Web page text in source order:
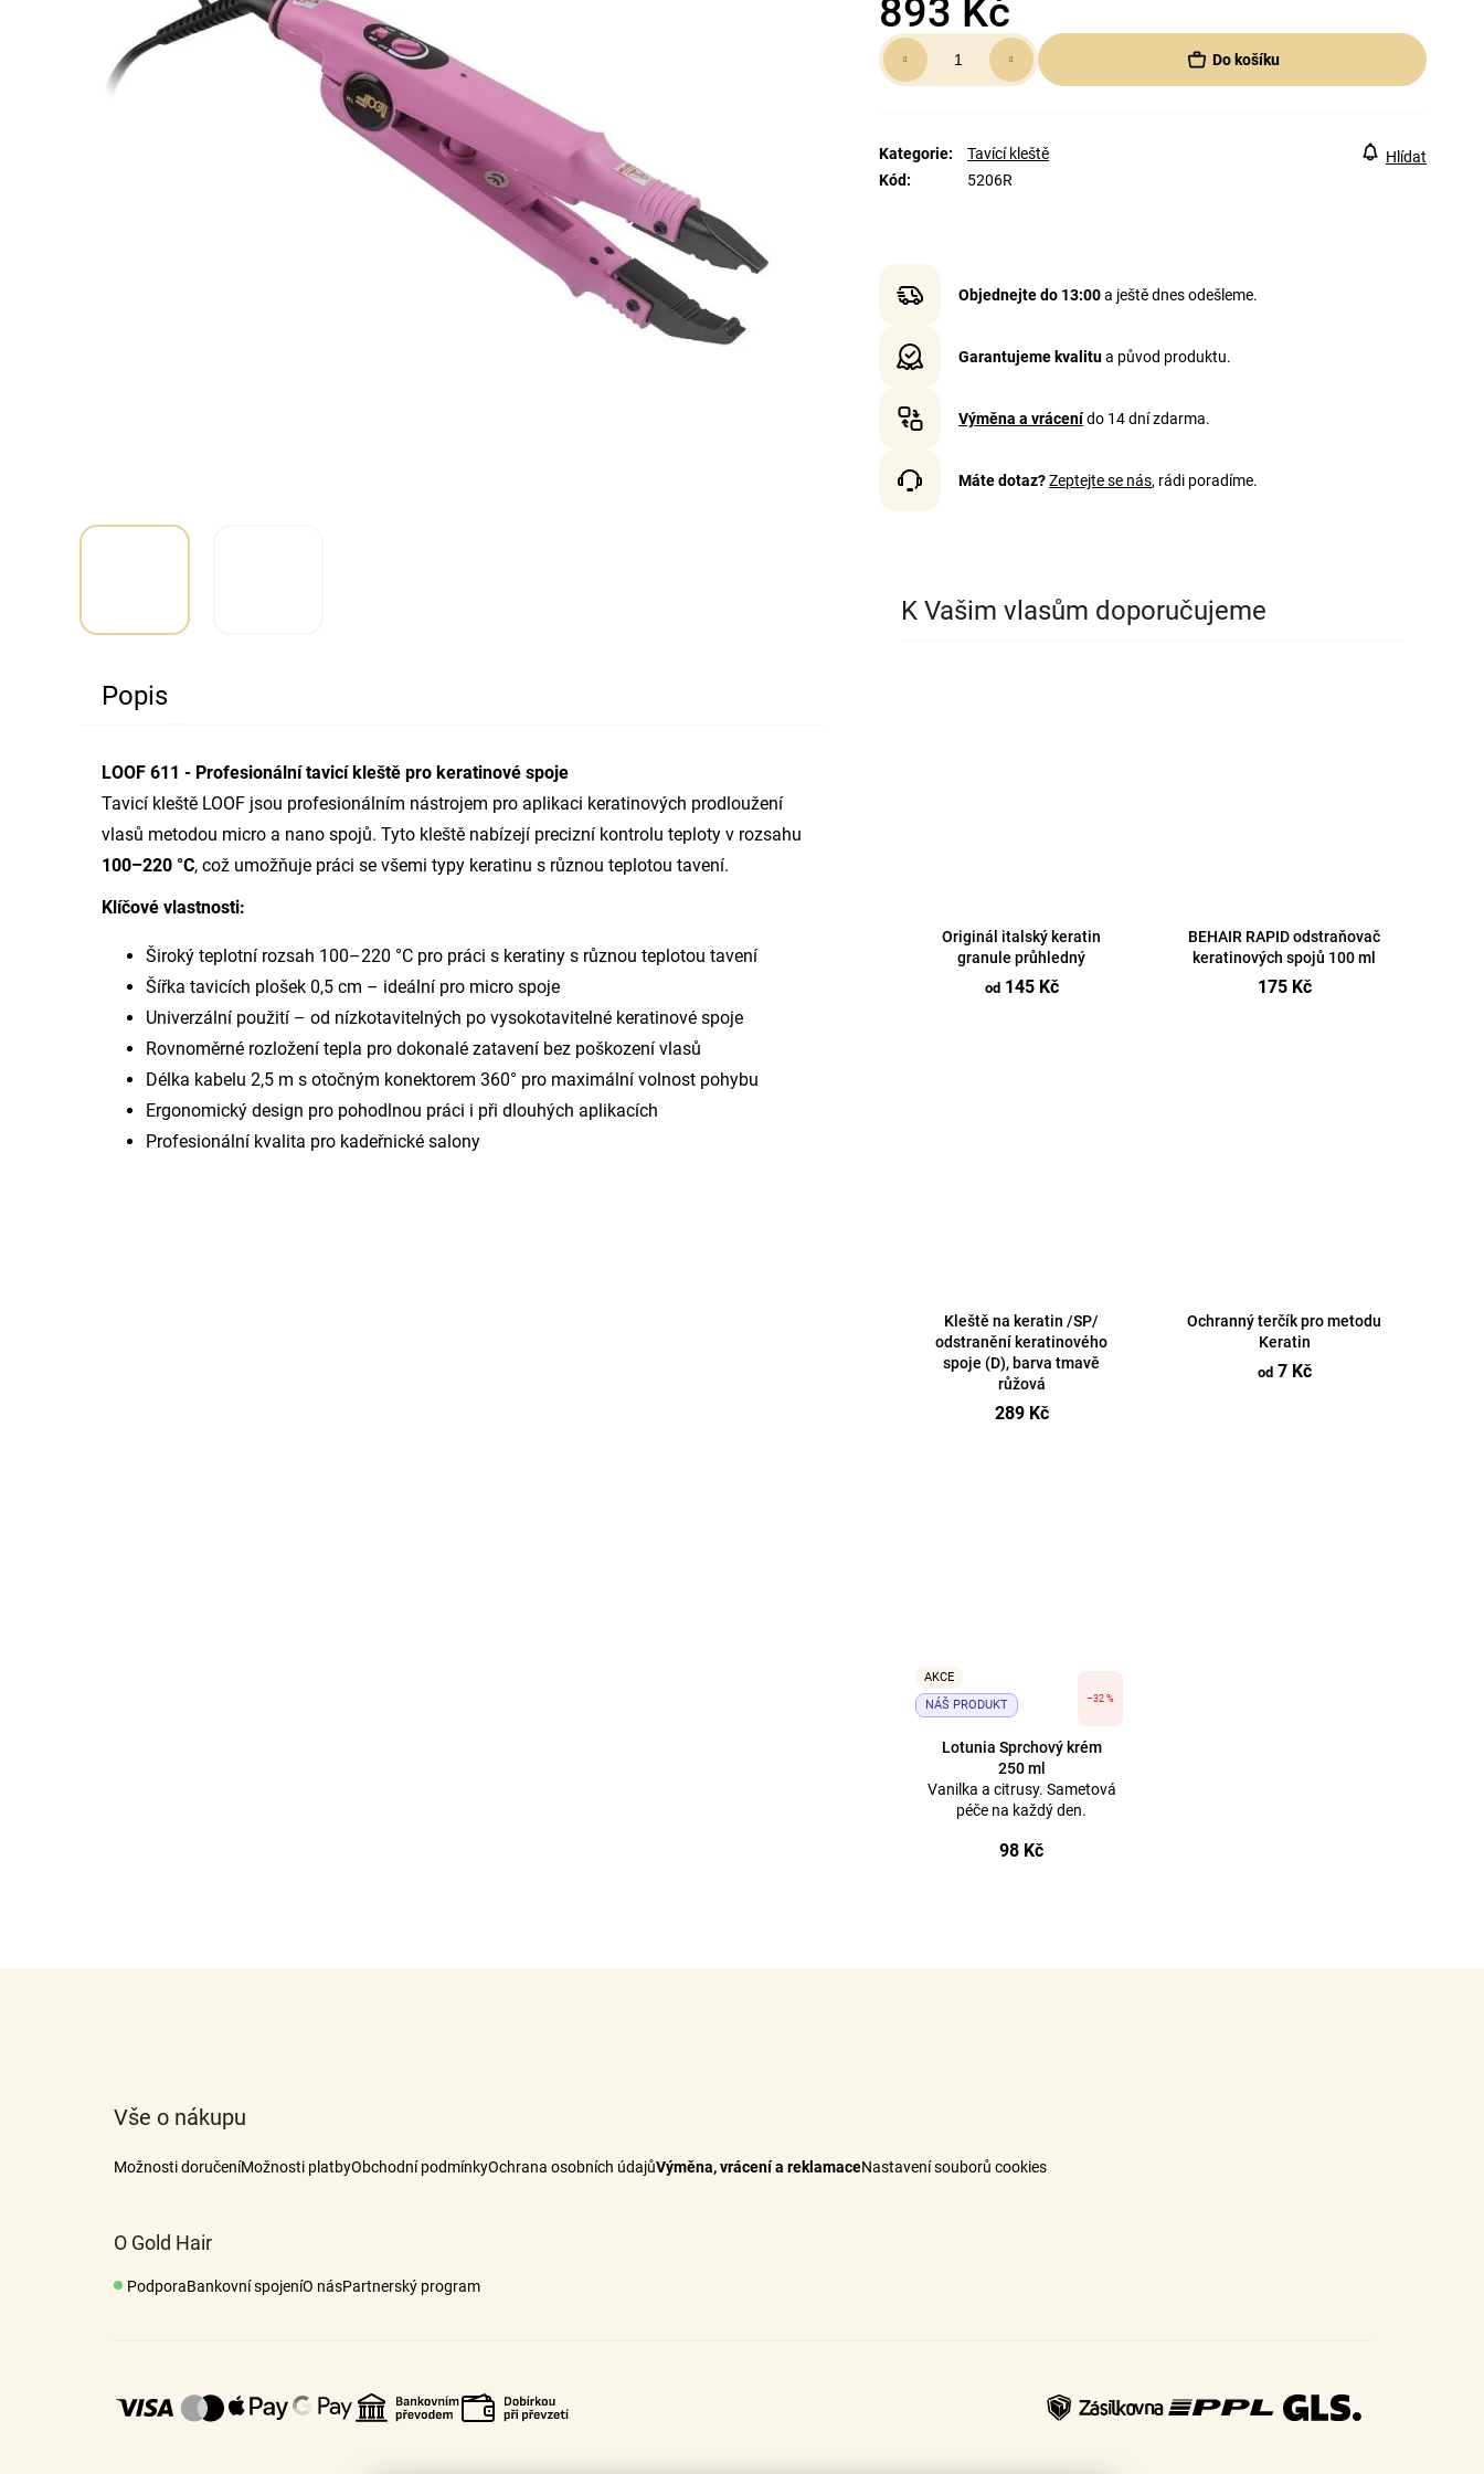
893 Kč
Měrná
cena:
Do košíku
Kategorie:
Tavící kleště
Kód: 5206R
Hlídat
Objednejte do 13:00a ještě dnes odešleme.
Garantujeme kvalitua původ produktu.
Výměna a vrácenído 14 dní zdarma.
Máte dotaz?Zeptejte se nás, rádi poradíme.
K Vašim vlasům doporučujeme
Originál italský keratin
granule průhledný
od145 Kč
BEHAIR RAPID odstraňovač
keratinových spojů 100 ml
175 Kč
Kleště na keratin /SP/
odstranění keratinového
spoje (D), barva tmavě
růžová
289 Kč
Ochranný terčík pro metodu
Keratin
od7 Kč
AKCE
NÁŠ PRODUKT
–32 %
Lotunia Sprchový krém
250 ml
Vanilka a citrusy. Sametová
péče na každý den.
98 Kč
Popis
LOOF 611 - Profesionální tavicí kleště pro keratinové spoje
Tavicí kleště LOOF jsou profesionálním nástrojem pro aplikaci keratinových prodloužení
vlasů metodou micro a nano spojů. Tyto kleště nabízejí precizní kontrolu teploty v rozsahu
100–220 °C, což umožňuje práci se všemi typy keratinu s různou teplotou tavení.
Klíčové vlastnosti:
Široký teplotní rozsah 100–220 °C pro práci s keratiny s různou teplotou tavení
Šířka tavicích plošek 0,5 cm – ideální pro micro spoje
Univerzální použití – od nízkotavitelných po vysokotavitelné keratinové spoje
Rovnoměrné rozložení tepla pro dokonalé zatavení bez poškození vlasů
Délka kabelu 2,5 m s otočným konektorem 360° pro maximální volnost pohybu
Ergonomický design pro pohodlnou práci i při dlouhých aplikacích
Profesionální kvalita pro kadeřnické salony
Vše o nákupu
Možnosti doručeníMožnosti platbyObchodní podmínkyOchrana osobních údajůVýměna, vrácení a reklamaceNastavení souborů cookies
O Gold Hair
PodporaBankovní spojeníO násPartnerský program